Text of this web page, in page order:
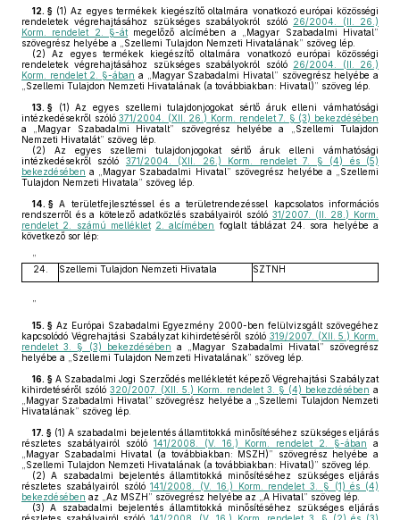
12. § (1) Az egyes termékek kiegészítő oltalmára vonatkozó európai közösségi
rendeletek végrehajtásához szükséges szabályokról szóló 26/2004. (II. 26.)
Korm. rendelet 2. §-át megelőző alcímében a „Magyar Szabadalmi Hivatal”
szövegrész helyébe a „Szellemi Tulajdon Nemzeti Hivatalának” szöveg lép.
(2) Az egyes termékek kiegészítő oltalmára vonatkozó európai közösségi
rendeletek végrehajtásához szükséges szabályokról szóló 26/2004. (II. 26.)
Korm. rendelet 2. §-ában a „Magyar Szabadalmi Hivatal” szövegrész helyébe a
„Szellemi Tulajdon Nemzeti Hivatalának (a továbbiakban: Hivatal)” szöveg lép.
13. § (1) Az egyes szellemi tulajdonjogokat sértő áruk elleni vámhatósági
intézkedésekről szóló371/2004. (XII. 26.) Korm. rendelet 7. § (3) bekezdésében
a „Magyar Szabadalmi Hivatalt” szövegrész helyébe a „Szellemi Tulajdon
Nemzeti Hivatalát” szöveg lép.
(2) Az egyes szellemi tulajdonjogokat sértő áruk elleni vámhatósági
intézkedésekről szóló 371/2004. (XII. 26.) Korm. rendelet 7. § (4) és (5)
bekezdésében a „Magyar Szabadalmi Hivatal” szövegrész helyébe a „Szellemi
Tulajdon Nemzeti Hivatala” szöveg lép.
14. § A területfejlesztéssel és a területrendezéssel kapcsolatos információs
rendszerről és a kötelező adatközlés szabályairól szóló 31/2007. (II. 28.) Korm.
rendelet 2. számú melléklet 2. alcímében foglalt táblázat 24. sora helyébe a
következő sor lép:
24.
Szellemi Tulajdon Nemzeti Hivatala SZTNH
”
15. § Az Európai Szabadalmi Egyezmény 2000-ben felülvizsgált szövegéhez
kapcsolódó Végrehajtási Szabályzat kihirdetéséről szóló 319/2007. (XII. 5.) Korm.
rendelet 3. § (3) bekezdésében a „Magyar Szabadalmi Hivatal” szövegrész
helyébe a „Szellemi Tulajdon Nemzeti Hivatalának” szöveg lép.
16. § A Szabadalmi Jogi Szerződés mellékletét képező Végrehajtási Szabályzat
kihirdetéséről szóló320/2007. (XII. 5.) Korm. rendelet 3. § (4) bekezdésében a
„Magyar Szabadalmi Hivatal” szövegrész helyébe a „Szellemi Tulajdon Nemzeti
Hivatalának” szöveg lép.
17. § (1) A szabadalmi bejelentés államtitokká minősítéséhez szükséges eljárás
részletes szabályairól szóló 141/2008. (V. 16.) Korm. rendelet 2. §-ában a
„Magyar Szabadalmi Hivatal (a továbbiakban: MSZH)” szövegrész helyébe a
„Szellemi Tulajdon Nemzeti Hivatalának (a továbbiakban: Hivatal)” szöveg lép.
(2) A szabadalmi bejelentés államtitokká minősítéséhez szükséges eljárás
részletes szabályairól szóló141/2008. (V. 16.) Korm. rendelet 3. § (1) és (4)
bekezdésében az „Az MSZH” szövegrész helyébe az „A Hivatal” szöveg lép.
(3) A szabadalmi bejelentés államtitokká minősítéséhez szükséges eljárás